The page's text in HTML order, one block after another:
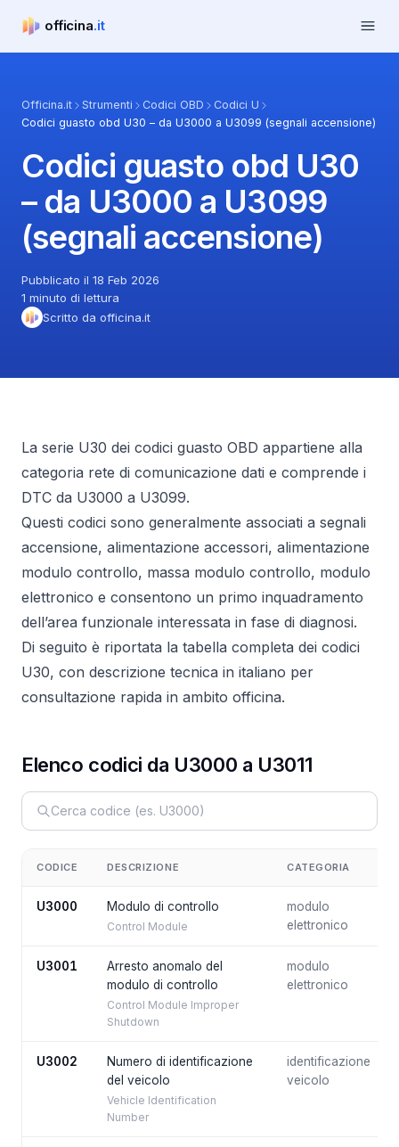
officina.it
officina.it Apri
Officina.it Strumenti Codici OBD
Codici U
Codici guasto obd U30 – da U3000 a U3099 (segnali accensione)
Codici guasto obd U30
– da U3000 a U3099
(segnali accensione)
Pubblicato il 18 Feb 2026
1 minuto di lettura
Scritto da officina.it
La serie U30 dei codici guasto OBD appartiene alla
categoria rete di comunicazione dati e comprende i
DTC da U3000 a U3099.
Questi codici sono generalmente associati a segnali
accensione, alimentazione accessori, alimentazione
modulo controllo, massa modulo controllo, modulo
elettronico e consentono un primo inquadramento
dell’area funzionale interessata in fase di diagnosi.
Di seguito è riportata la tabella completa dei codici
U30, con descrizione tecnica in italiano per
consultazione rapida in ambito officina.
Elenco codici da U3000 a U3011
CODICE DESCRIZIONE CATEGORIA
U3000 Modulo di controllo
Control Module
modulo
elettronico
U3001
Arresto anomalo del
modulo di controllo
Control Module Improper
Shutdown
modulo
elettronico
U3002
Numero di identificazione
del veicolo
Vehicle Identification
Number
identificazione
veicolo